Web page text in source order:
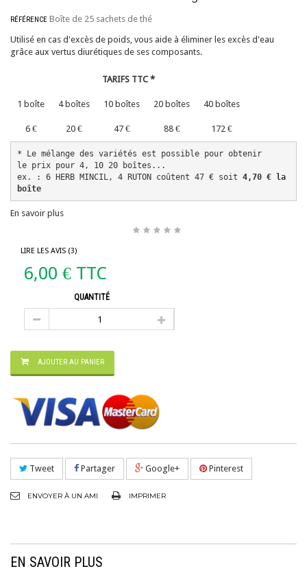
RÉFÉRENCE Boîte de 25 sachets de thé
Utilisé en cas d'excès de poids, vous aide à éliminer les excès d'eau
grâce aux vertus diurétiques de ses composants.
TARIFS TTC *
1 boîte 4 boîtes 10 boîtes 20 boîtes 40 boîtes
6 € 20 € 47 € 88 € 172 €
* Le mélange des variétés est possible pour obtenir
le prix pour 4, 10 20 boîtes...
ex. : 6 HERB MINCIL, 4 RUTON coûtent 47 € soit 4,70 € la
boîte
En savoir plus
LIRE LES AVIS (3)
6,00 € TTC
QUANTITÉ
AJOUTER AU PANIER
Tweet Partager Google+ Pinterest
ENVOYER À UN AMI IMPRIMER
EN SAVOIR PLUS